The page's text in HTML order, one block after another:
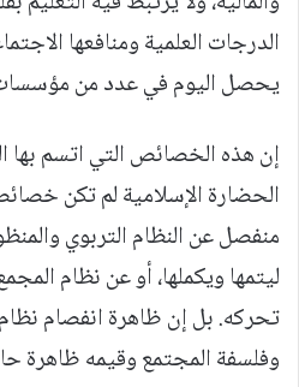
الدرجات العلمية ومنافعها
يحصل اليوم في عدد من
إن هذه الخصائص التي اتسم
الحضارة الإسلامية لم تكن
منفصل عن النظام التربوي
ليتمها ويكملها، أو عن نظام
تحركه. بل إن ظاهرة انفصام نظام
وفلسفة المجتمع وقيمه ظاهرة